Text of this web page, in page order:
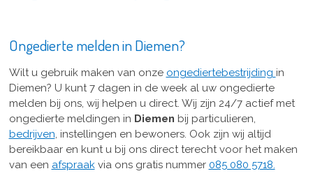
Ongedierte melden in Diemen?
Wilt u gebruik maken van onze ongediertebestrijding in
Diemen? U kunt 7 dagen in de week al uw ongedierte
melden bij ons, wij helpen u direct. Wij zijn 24/7 actief met
ongedierte meldingen in Diemen bij particulieren,
bedrijven, instellingen en bewoners. Ook zijn wij altijd
bereikbaar en kunt u bij ons direct terecht voor het maken
van een afspraakvia ons gratis nummer 085 080 5718.